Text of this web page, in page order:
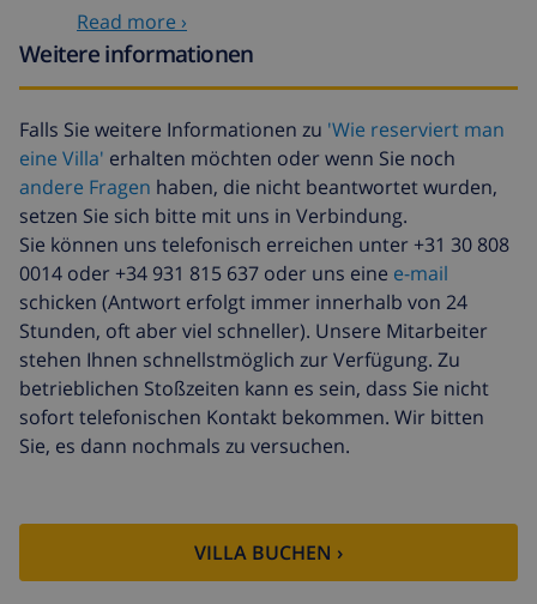
Zusätzliche
reinigung
basiert auf den
Energieverbrauch
(52,77 $/HOUR)
Reiserücktrittsfonds:
4.80% der Gesamtsumme
Read more ›
Weitere informationen
Falls Sie weitere Informationen zu 'Wie reserviert man
eine Villa' erhalten möchten oder wenn Sie noch
andere Fragen haben, die nicht beantwortet wurden,
setzen Sie sich bitte mit uns in Verbindung.
Sie können uns telefonisch erreichen unter +31 30 808
0014 oder +34 931 815 637 oder uns eine e-mail
schicken (Antwort erfolgt immer innerhalb von 24
Stunden, oft aber viel schneller). Unsere Mitarbeiter
stehen Ihnen schnellstmöglich zur Verfügung. Zu
betrieblichen Stoßzeiten kann es sein, dass Sie nicht
sofort telefonischen Kontakt bekommen. Wir bitten
Sie, es dann nochmals zu versuchen.
VILLA BUCHEN ›